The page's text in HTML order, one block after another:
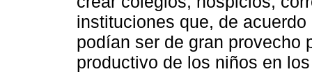
instituciones que, de
podían ser de gran provecho
productivo de los niños en